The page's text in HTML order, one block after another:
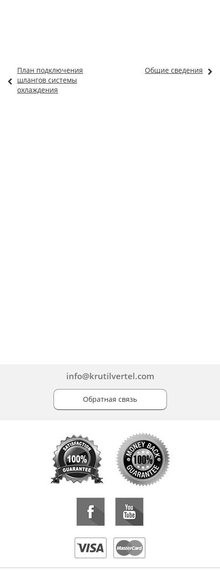
План подключения
шлангов системы
охлаждения
Общие сведения
info@krutilvertel.com
Обратная связь